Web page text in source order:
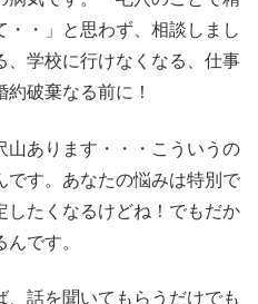
・」と思わず、相談しまし
、学校に行けなくなる、仕事
破棄なる前に！
山あります・・・こういうの
です。あなたの悩みは特別で
たくなるけどね！でもだか
です。
話を聞いてもらうだけでも